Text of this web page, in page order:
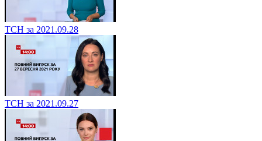
ТСН за 2021.09.28
ТСН за 2021.09.27